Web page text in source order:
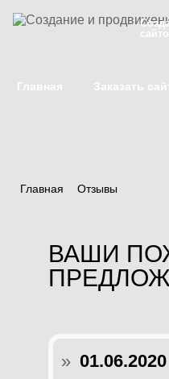
Главная Заказать
Главная Отзывы
ВАШИ
» 01.06.2020